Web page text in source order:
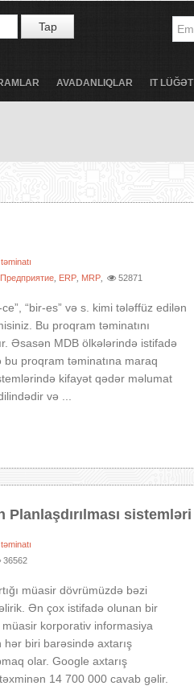
Tap
AVADANLIQLAR IT LÜĞƏT
ERP MRP 52871
“bir-es” və s. kimi tələffüz edilən
Bu proqram təminatını
Əsasən MDB ölkələrində istifadə
proqram təminatına maraq
kifayət qədər məlumat
və ...
Planlaşdırılması sistemləri
36562
müasir dövrümüzdə bəzi
Ən çox istifadə olunan bir
korporativ informasiya
hər biri barəsində axtarış
olar. Google axtarış
14 700 000 cavab gəlir.